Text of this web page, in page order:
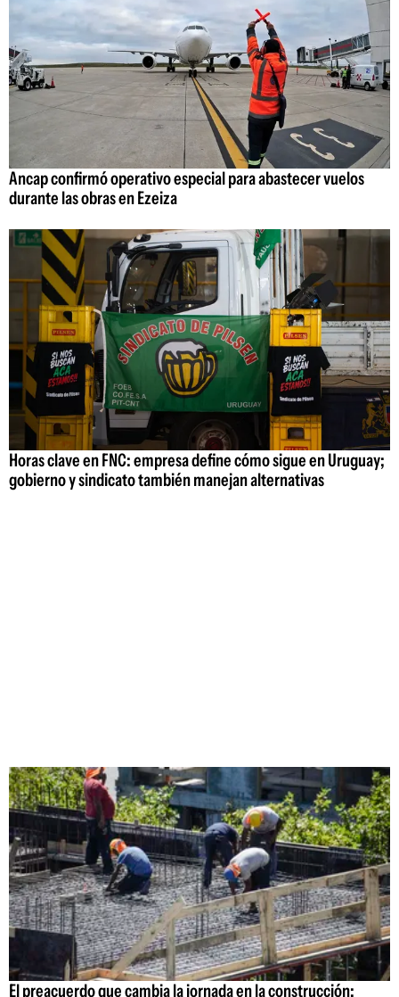
Ancap confirmó operativo especial para abastecer vuelos
durante las obras en Ezeiza
Horas clave en FNC: empresa define cómo sigue en Uruguay;
gobierno y sindicato también manejan alternativas
El preacuerdo que cambia la jornada en la construcción: